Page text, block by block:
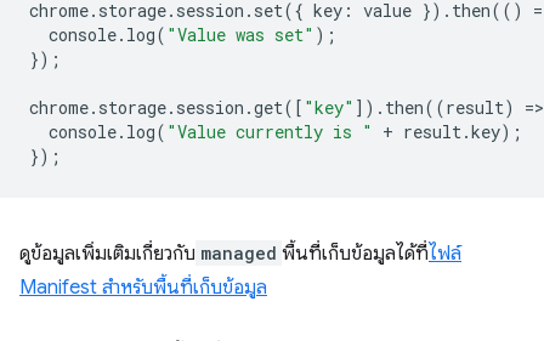
chrome. storage. session . set({ key : value }). then(() =
console. log( "Value was set" );
});
chrome. storage. session .get([ "key" ]). then((result) =>
console. log( "Value currently is " + result.key);
});
ดูข้อมูลเพิ่มเติมเกี่ยวกับ managed พื้นที่เก็บข้อมูลได้ที่ไฟล์
Manifest สำหรับพื้นที่เก็บข้อมูล